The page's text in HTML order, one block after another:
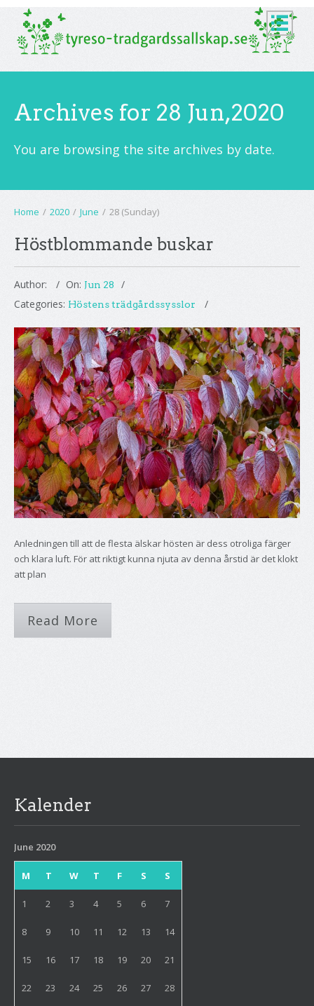
Archives for 28 Jun,2020
You are browsing the site archives by date.
Home / 2020 / June / 28 (Sunday)
Höstblommande buskar
Author: On: Jun 28
Categories: Höstens trädgårdssysslor
Anledningen till att de flesta älskar hösten är dess otroliga färger
och klara luft. För att riktigt kunna njuta av denna årstid är det klokt
att plan
Read More
Kalender
June 2020
M T W T F S S
1 2 3 4 5 6 7
8 9 10 11 12 13 14
15 16 17 18 19 20 21
22 23 24 25 26 27 28